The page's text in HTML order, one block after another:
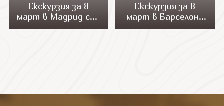
ЕКЗОТИКА
Екскурзия за 8
март в Мадрид със
самолет
Екскурзия за 8
март в Барселона
със самолет